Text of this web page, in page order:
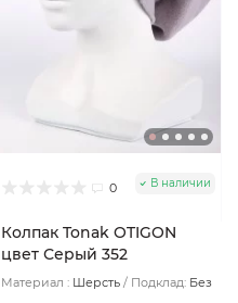
0 В наличии
Колпак Tonak OTIGON
цвет Серый 352
Материал : Шерсть Подклад: Без